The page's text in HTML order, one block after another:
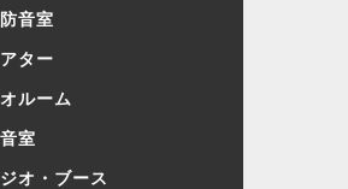
音室
ター
ルーム
室
オ・ブース